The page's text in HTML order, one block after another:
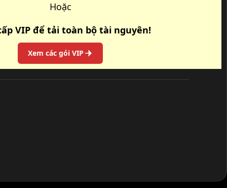
Hoặc
VIP để tải toàn bộ tài nguyên!
Xem các gói VIP